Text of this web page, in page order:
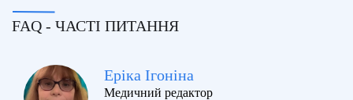
FAQ - ЧАСТІ ПИТАННЯ
Еріка Ігоніна
Медичний редактор